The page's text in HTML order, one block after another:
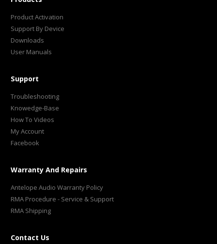
Product Activation
Support By Device
Downloads
User Manuals
Support
Troubleshooting
Knowedge-Base
How To Videos
My Account
Facebook
Warranty And Repairs
Antelope Audio Warranty Policy
RMA Procedure - Service & Support
RMA Shipping
Contact Us